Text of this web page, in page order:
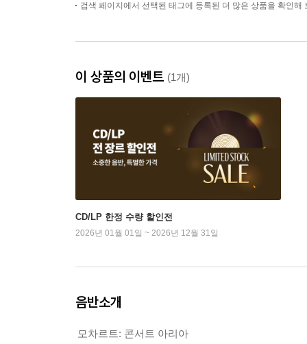
검색 페이지에서 선택된 태그에 등록된 더 많은 상품을 확인해
이 상품의 이벤트 (1개)
CD/LP 한정 수량 할인전
2026년 01월 01일 ~ 2026년 12월 31일
음반소개
모차르트: 콘서트 아리아